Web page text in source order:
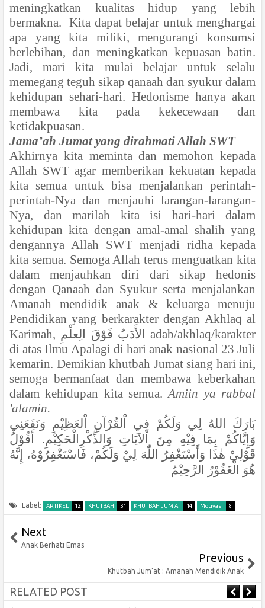
meningkatkan kualitas hidup yang lebih
bermakna. Kita dapat belajar untuk menghargai
apa yang kita miliki, mengurangi konsumsi
berlebihan, dan meningkatkan kepuasan batin.
Jadi, mari kita mulai belajar untuk selalu
memegang teguh sikap qanaah dan syukur dalam
kehidupan sehari-hari. Hedonisme hanya akan
membawa kita pada kekecewaan dan
ketidakpuasan.
Jama’ah Jumat yang dirahmati Allah SWT
Akhirnya kita meminta dan memohon kepada
Allah SWT agar memberikan kekuatan kepada
kita semua untuk bisa menjalankan perintah-
perintah-Nya dan menjauhi larangan-larangan-
Nya, dan marilah kita isi hari-hari dalam
kehidupan kita dengan amal-amal shalih yang
dengannya Allah SWT menjadi ridha kepada
kita semua. Semoga Allah terus menguatkan kita
dalam menjauhkan diri dari sikap hedonis
dengan Qanaah dan Syukur serta menjalankan
Amanah mendidik anak & keluarga menuju
Pendidikan yang berkarakter dengan Akhlaq al
Karimah, الأَدَبُ فَوْقَ الِعلْمِ
adab/akhlaq/karakter
di atas Ilmu Apalagi di hari anak nasional 23 Juli
kemarin. Demikian khutbah Jumat siang hari ini,
semoga bermanfaat dan membawa keberkahan
dalam kehidupan kita semua.Amiin ya rabbal
'alamin.
بَارَكَ اللهُ لِي وَلَكُمْ فِي اْلقُرْآنِ اْلعَظِيْمِ وَنَفَعَنِي
وَإِيَّاكُمْ بِمَا فِيْهِ مِنَ اْلآيَاتِ وَالذِّكْرِالْحَكِيْمِ. أَقُوْلُ
قَوْلِيْ هٰذَا وَأَسْتَغْفِرُ اللّٰهَ لِيْ وَلَكُمْ، فَاسْتَغْفِرُوْهُ، إِنَّهُ
هُوَ الْغَفُوْرُ الرَّحِيْمُ
Label: ARTIKEL 12 KHUTBAH 31 KHUTBAH JUM'AT 14 Motivasi 8
Next
Anak Berhati Emas
Previous
Khutbah Jum'at : Amanah Mendidik Anak
RELATED POST